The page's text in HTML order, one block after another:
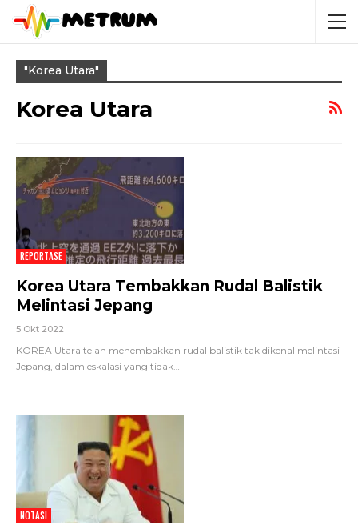
"korea Utara"
Korea Utara
REPORTASE
Korea Utara Tembakkan Rudal Balistik
Melintasi Jepang
5 Okt 2022
KOREA Utara telah menembakkan rudal balistik tak dikenal melintasi
Jepang, dalam eskalasi yang tidak…
NOTASI